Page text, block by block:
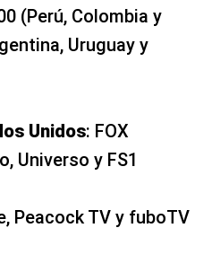
(Perú, Colombia y
Uruguay y
Unidos: FOX
Universo y FS1
Peacock TV y fuboTV